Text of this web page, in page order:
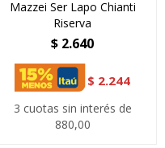
Mazzei Ser Lapo Chianti
Riserva
$ 2.640
$ 2.244
3 cuotas sin interés de
880,00